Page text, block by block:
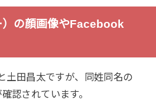
）の顔画像やFacebook
土田昌太ですが、同姓同名の
認されています。